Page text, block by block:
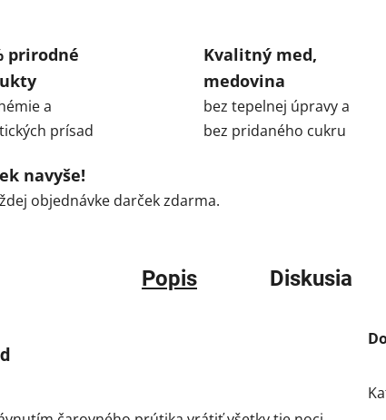
prirodné
a
prísad
Kvalitný med,
medovina
bez tepelnej úpravy a
bez pridaného cukru
navyše!
objednávke darček zdarma.
Popis Diskusia